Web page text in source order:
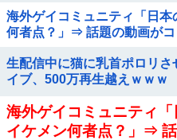
海外ゲイコミュニティ「日
何者点？」⇒ 話題の動画がコ
生配信中に猫に乳首ポロリ
イブ、500万再生越えｗｗｗ
海外ゲイコミュニティ
イケメン何者点？」⇒